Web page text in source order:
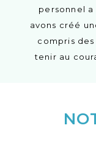
personnel a
avons créé
compris
tenir au